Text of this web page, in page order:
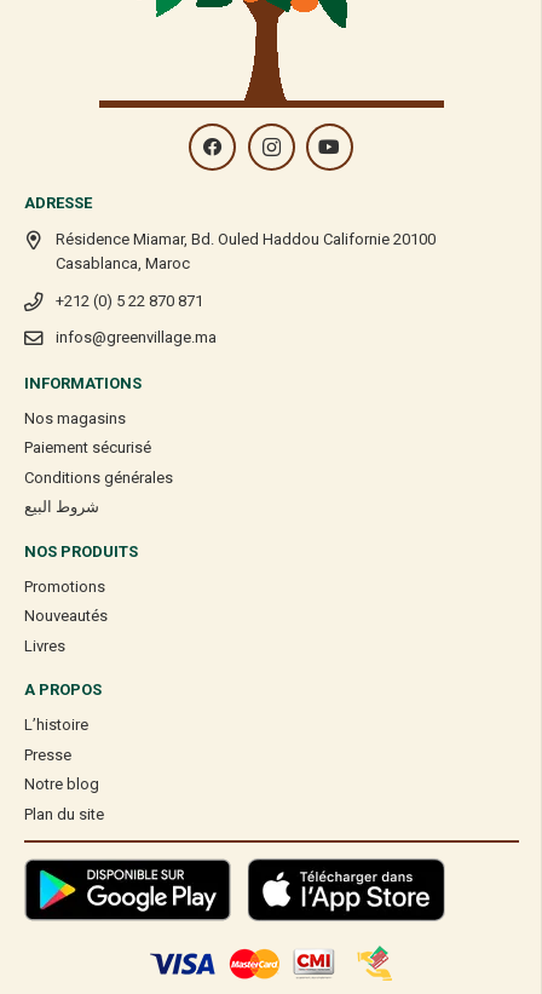
ADRESSE
Résidence Miamar, Bd. Ouled Haddou Californie 20100
Casablanca, Maroc
+212 (0) 5 22 870 871
infos@greenvillage.ma
INFORMATIONS
Nos magasins
Paiement sécurisé
Conditions générales
شروط البيع
NOS PRODUITS
Promotions
Nouveautés
Livres
A PROPOS
L’histoire
Presse
Notre blog
Plan du site